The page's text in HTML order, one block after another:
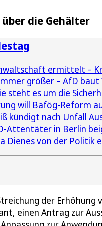
die Gehälter
ermittelt –
größer – AfD baut
steht es um die
will Bafög-Reform
kündigt nach Unfall
Attentäter in Berlin
Dienes von der Politik
der Erhöhung
einen Antrag zur